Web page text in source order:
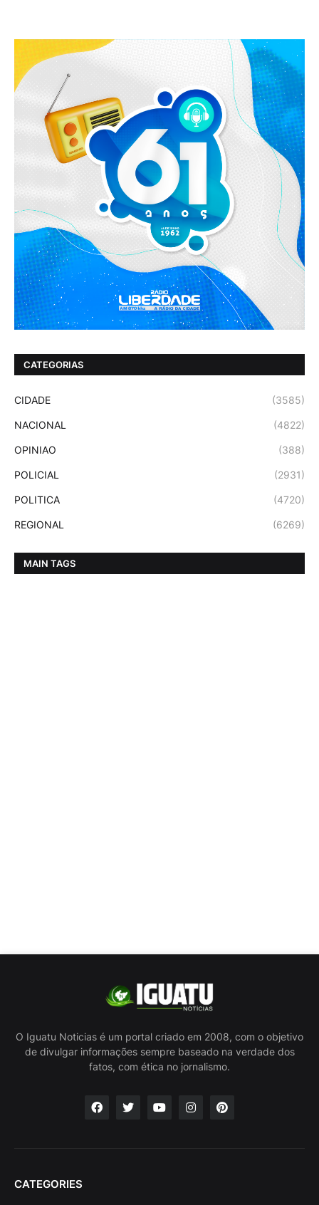
CATEGORIAS
CIDADE (3585)
NACIONAL (4822)
OPINIAO (388)
POLICIAL (2931)
POLITICA (4720)
REGIONAL (6269)
MAIN TAGS
O Iguatu Noticias é um portal criado em 2008, com o objetivo
de divulgar informações sempre baseado na verdade dos
fatos, com ética no jornalismo.
CATEGORIES